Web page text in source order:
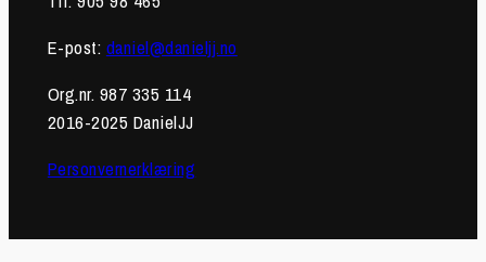
E-post: daniel@danieljj.no
Org.nr. 987 335 114
2016-2025 DanielJJ
Personvernerklæring